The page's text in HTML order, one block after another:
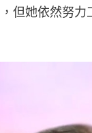
但她依然努力